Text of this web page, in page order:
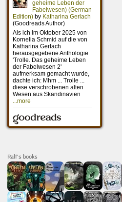
Ralf's books